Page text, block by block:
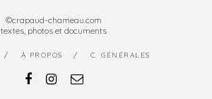
©crapaud-chameau.com
textes, photos et documents
À PROPOS C. GÉNÉRALES